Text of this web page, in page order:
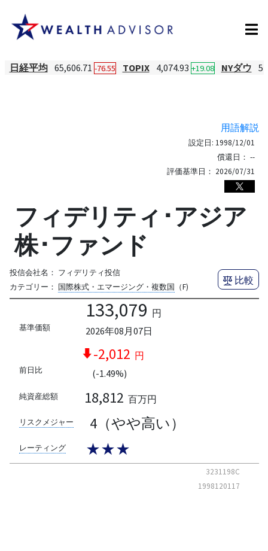
日経平均 65,606.71 -76.55 TOPIX 4,074.93 +19.08 NYダウ
用語解説
設定日: 1998/12/01
償還日： --
評価基準日： 2026/07/31
フィデリティ･アジア
株･ファンド
投信会社名： フィデリティ投信
カテゴリー： 国際株式・エマージング・複数国 （F)
比較
基準価額
133,079 円
2026年08月07日
前日比
-2,012 円
(-1.49%)
純資産総額 18,812 百万円
リスクメジャー 4（やや高い）
レーティング ★★★
3231198C
1998120117